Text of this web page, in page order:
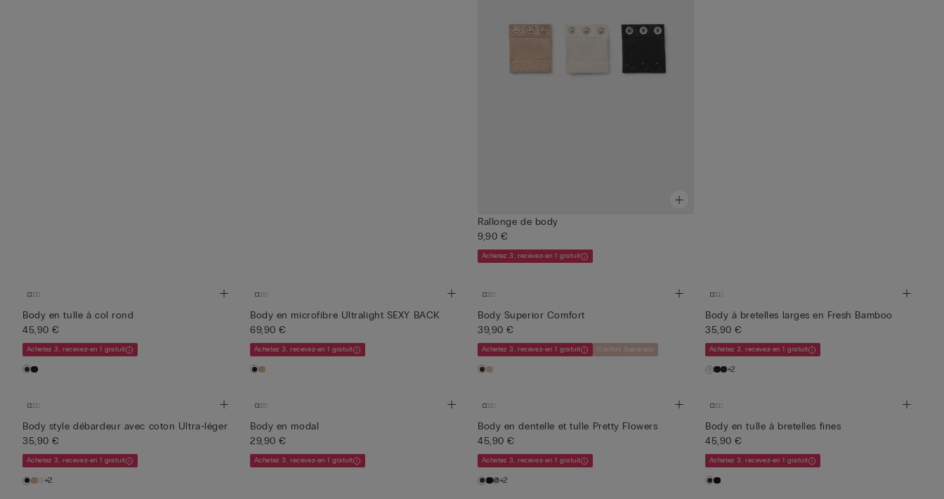
Rallonge de body
9,90 €
Achetez 3, recevez-en 1 gratuit
Body en tulle à col rond
45,90 €
Achetez 3, recevez-en 1 gratuit
Body en microfibre Ultralight SEXY BACK
69,90 €
Achetez 3, recevez-en 1 gratuit
Body Superior Comfort
39,90 €
Achetez 3, recevez-en 1 gratuit Confort Supérieur
Body à bretelles larges en Fresh Bamboo
35,90 €
Achetez 3, recevez-en 1 gratuit
+2
Body style débardeur avec coton Ultra-léger
35,90 €
Achetez 3, recevez-en 1 gratuit
+2
Body en modal
29,90 €
Achetez 3, recevez-en 1 gratuit
Body en dentelle et tulle Pretty Flowers
45,90 €
Achetez 3, recevez-en 1 gratuit
+2
Body en tulle à bretelles fines
45,90 €
Achetez 3, recevez-en 1 gratuit